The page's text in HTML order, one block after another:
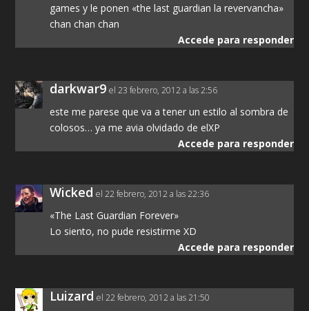
games y le ponen «the last guardian la revervancha»
chan chan chan
Accede para responder
darkwar9 el 23 febrero, 2012 a las 2:56
este me parese que va a tener un estilo al sombra de
colosos… ya me avia olvidado de elXP
Accede para responder
Wicked el 22 febrero, 2012 a las 22:36
«The Last Guardian Forever»
Lo siento, no pude resistirme XD
Accede para responder
Luizard el 22 febrero, 2012 a las 21:50